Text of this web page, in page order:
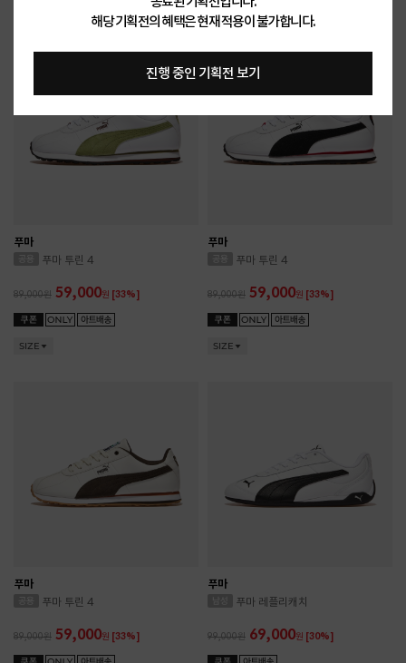
SIZE
푸마
푸마 투린 4
89,000 59,000원 [33%]
SIZE
푸마
푸마 투린 4
89,000 59,000원 [33%]
SIZE
푸마
푸마 투린 4
89,000 59,000원 [33%]
푸마
푸마 레플리캐치
99,000 69,000원 [30%]
해당 기획전의 혜택은 현재 적용이 불가합니다.
진행 중인 기획전 보기